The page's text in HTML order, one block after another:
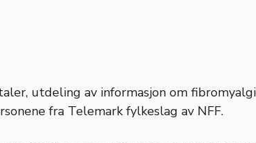
utdeling av informasjon om
fra Telemark fylkeslag av NFF.